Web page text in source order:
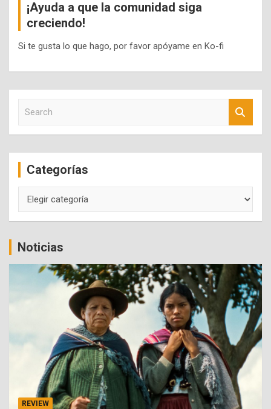
¡Ayuda a que la comunidad siga
creciendo!
Si te gusta lo que hago, por favor apóyame en Ko-fi
c
Categorías
Noticias
REVIEW